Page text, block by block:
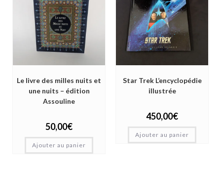
Le livre des milles nuits et
une nuits – édition
Assouline
50,00€
Ajouter au panier
Star Trek L’encyclopédie
illustrée
450,00€
Ajouter au panier